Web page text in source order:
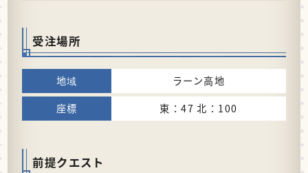
受注場所
ラーン高地
東：47 北：100
前提クエスト